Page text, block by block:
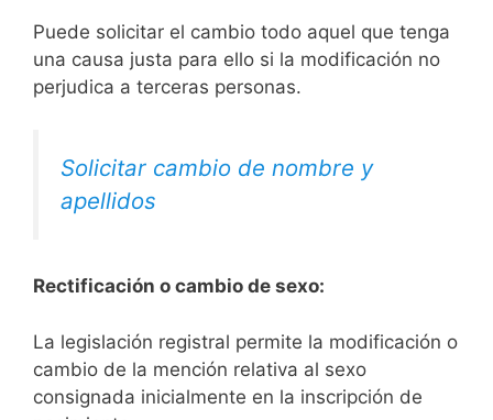
Puede solicitar el cambio todo aquel que tenga
una causa justa para ello si la modificación no
perjudica a terceras personas.
Solicitar cambio de nombre y
apellidos
Rectificación o cambio de sexo:
La legislación registral permite la modificación o
cambio de la mención relativa al sexo
consignada inicialmente en la inscripción de